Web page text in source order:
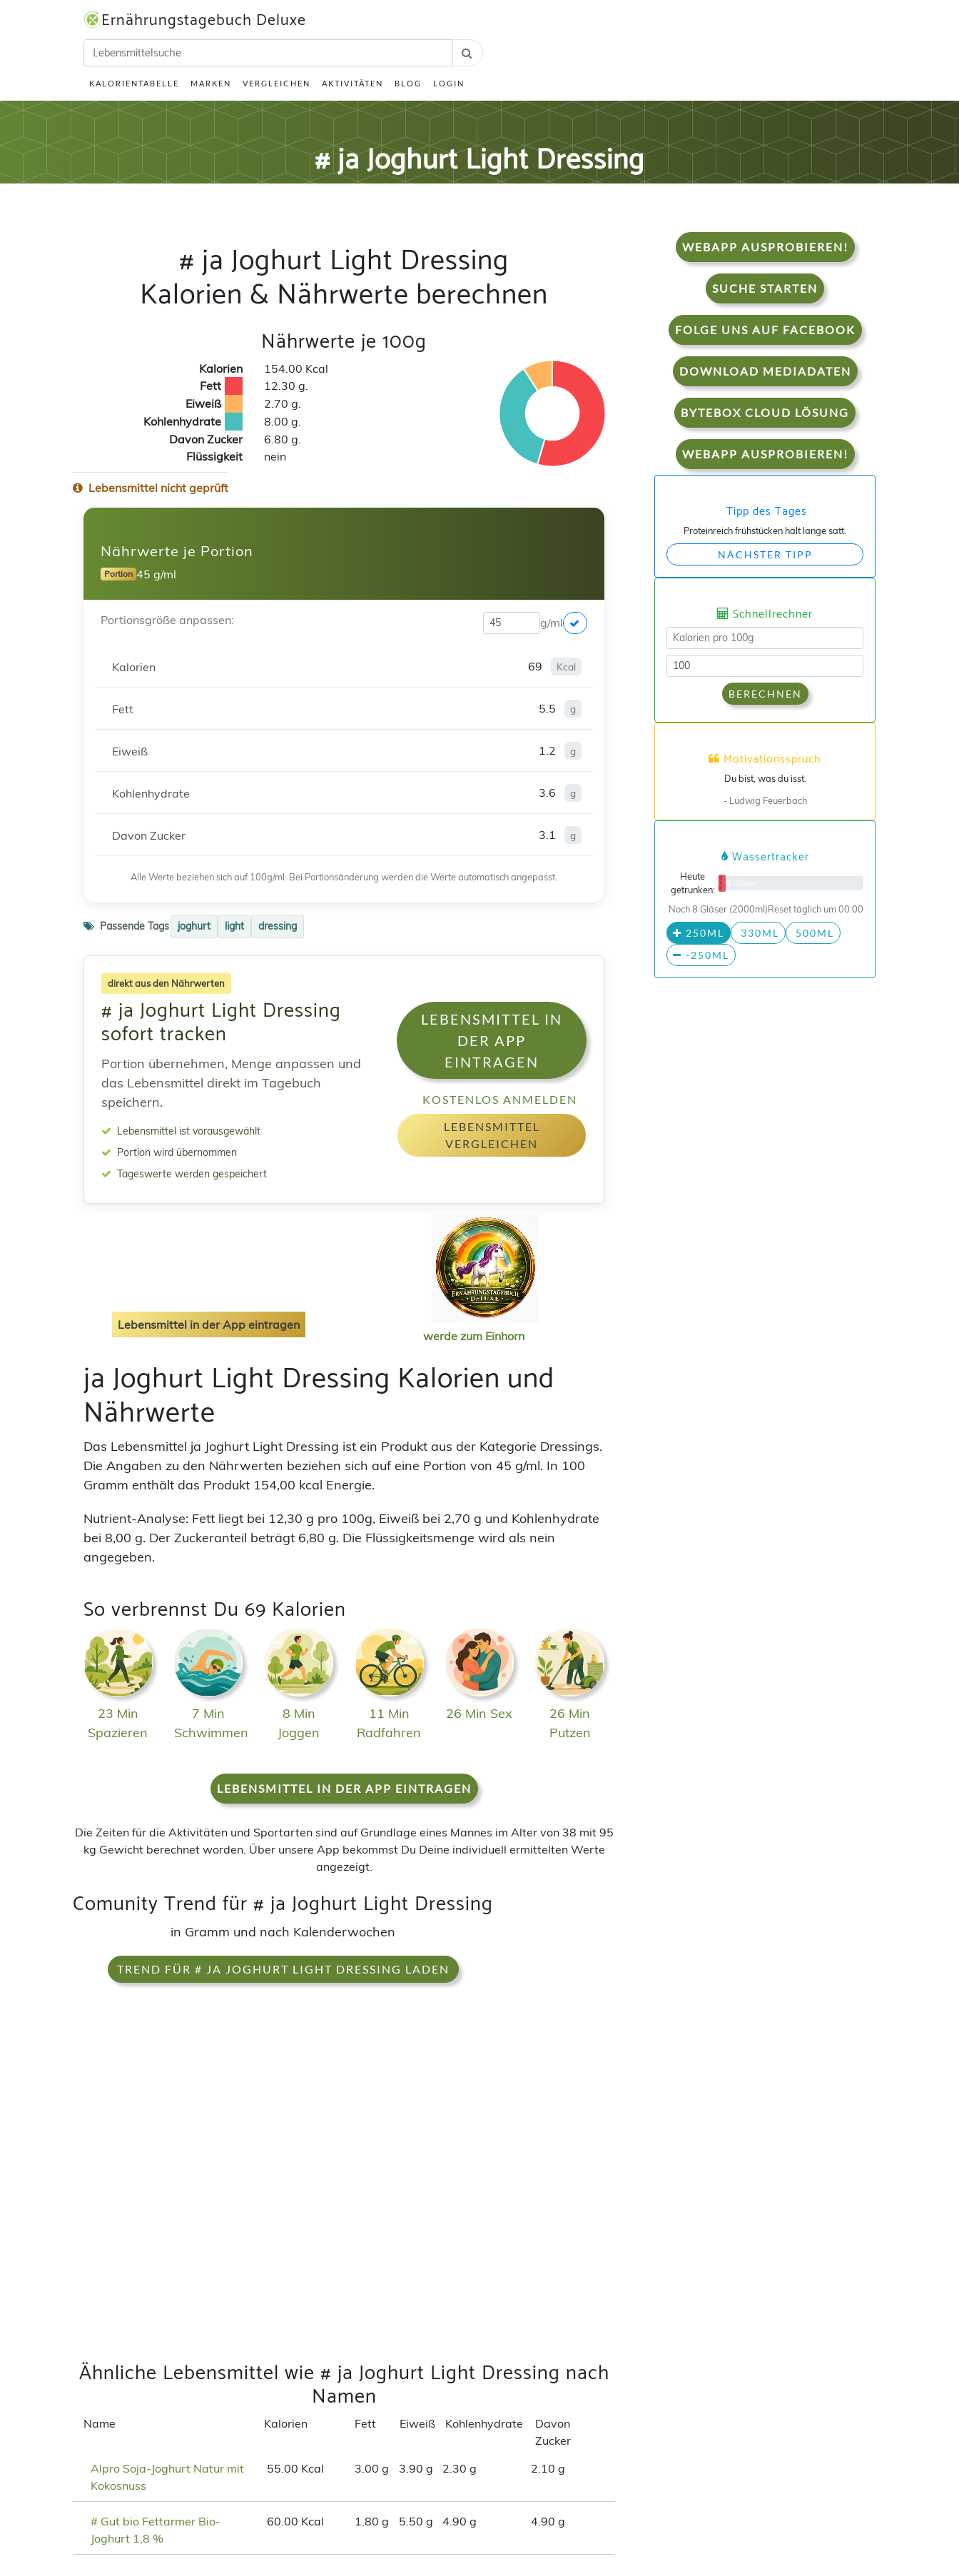
Ernährungstagebuch Deluxe
KALORIENTABELLE MARKEN VERGLEICHEN AKTIVITÄTEN BLOG LOGIN
# ja Joghurt Light Dressing
# ja Joghurt Light Dressing
Kalorien & Nährwerte berechnen
Nährwerte je 100g
Kalorien
154.00 Kcal
Fett
12.30 g.
Eiweiß
2.70 g.
Kohlenhydrate
8.00 g.
Davon Zucker
6.80 g.
Flüssigkeit
nein
Lebensmittel nicht geprüft
Nährwerte je Portion
Portion 45 g/ml
Portionsgröße anpassen: g/ml
Kalorien 69 Kcal
Fett 5.5 g
Eiweiß 1.2 g
Kohlenhydrate 3.6 g
Davon Zucker 3.1 g
Alle Werte beziehen sich auf 100g/ml. Bei Portionsänderung werden die Werte automatisch angepasst.
Passende Tags joghurt light dressing
direkt aus den Nährwerten
# ja Joghurt Light Dressing
sofort tracken
Portion übernehmen, Menge anpassen und
das Lebensmittel direkt im Tagebuch
speichern.
Lebensmittel ist vorausgewählt
Portion wird übernommen
Tageswerte werden gespeichert
LEBENSMITTEL IN
DER APP
EINTRAGEN
KOSTENLOS ANMELDEN
LEBENSMITTEL
VERGLEICHEN
Lebensmittel in der App eintragen
werde zum Einhorn
ja Joghurt Light Dressing Kalorien und
Nährwerte
Das Lebensmittel ja Joghurt Light Dressing ist ein Produkt aus der Kategorie Dressings.
Die Angaben zu den Nährwerten beziehen sich auf eine Portion von 45 g/ml. In 100
Gramm enthält das Produkt 154,00 kcal Energie.
Nutrient-Analyse: Fett liegt bei 12,30 g pro 100g, Eiweiß bei 2,70 g und Kohlenhydrate
bei 8,00 g. Der Zuckeranteil beträgt 6,80 g. Die Flüssigkeitsmenge wird als nein
angegeben.
So verbrennst Du 69 Kalorien
23 Min
Spazieren
7 Min
Schwimmen
8 Min
Joggen
11 Min
Radfahren
26 Min Sex
26 Min
Putzen
LEBENSMITTEL IN DER APP EINTRAGEN
Die Zeiten für die Aktivitäten und Sportarten sind auf Grundlage eines Mannes im Alter von 38 mit 95
kg Gewicht berechnet worden. Über unsere App bekommst Du Deine individuell ermittelten Werte
angezeigt.
Comunity Trend für # ja Joghurt Light Dressing
in Gramm und nach Kalenderwochen
TREND FÜR # JA JOGHURT LIGHT DRESSING LADEN
Ähnliche Lebensmittel wie # ja Joghurt Light Dressing nach
Namen
Name Kalorien Fett Eiweiß Kohlenhydrate
Davon
Zucker
Alpro Soja-Joghurt Natur mit
Kokosnuss
55.00 Kcal 3.00 g 3.90 g 2.30 g 2.10 g
# Gut bio Fettarmer Bio-
Joghurt 1,8 %
60.00 Kcal 1.80 g 5.50 g 4.90 g 4.90 g
WEBAPP AUSPROBIEREN!
SUCHE STARTEN
FOLGE UNS AUF FACEBOOK
DOWNLOAD MEDIADATEN
BYTEBOX CLOUD LÖSUNG
WEBAPP AUSPROBIEREN!
Tipp des Tages
Proteinreich frühstücken hält lange satt.
NÄCHSTER TIPP
Schnellrechner
BERECHNEN
Motivationsspruch
Du bist, was du isst.
- Ludwig Feuerbach
Wassertracker
Heute
getrunken:
0/8 Gläser
Noch 8 Gläser (2000ml)Reset täglich um 00:00
250ML 330ML
500ML
-250ML